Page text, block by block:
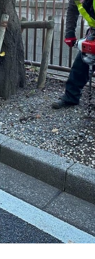
ツリーリスクアセスメント部
ツリーリスクアセスメント部
樹木診断
土壌調査
ケミカルコントロール
根系試掘調査
移植適性度診断